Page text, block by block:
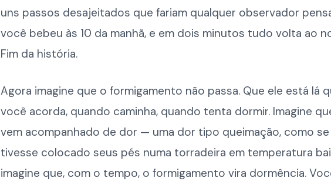
uns passos desajeitados que fariam qualquer observador
você bebeu às 10 da manhã, e em dois minutos tudo volta ao
Fim da história.
Agora imagine que o formigamento não passa. Que ele está lá
você acorda, quando caminha, quando tenta dormir. Imagine
vem acompanhado de dor — uma dor tipo queimação, como se
tivesse colocado seus pés numa torradeira em temperatura
imagine que, com o tempo, o formigamento vira dormência.